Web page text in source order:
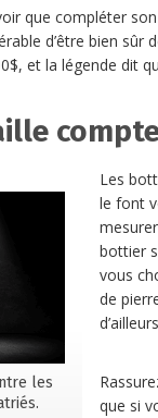
que compléter
d’être bien
et la légende dit
les
Les
le font
bottier
vous
de
que si